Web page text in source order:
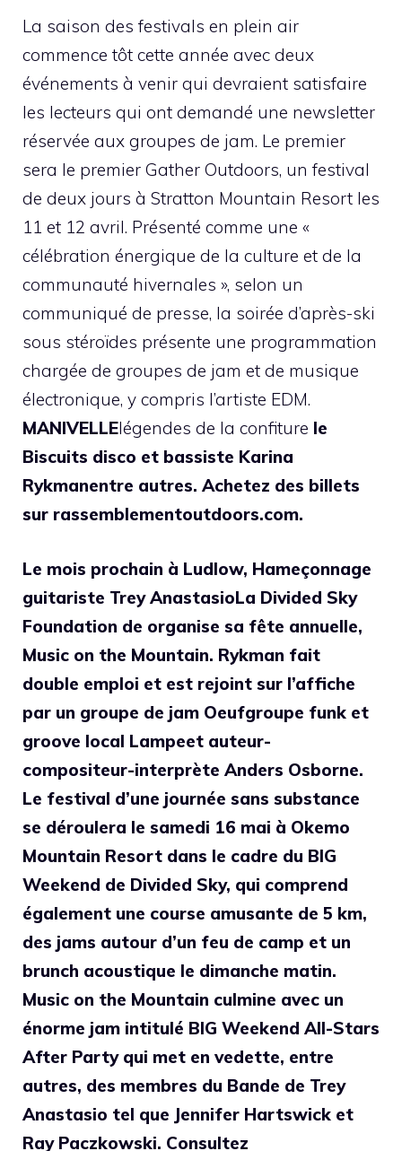
La saison des festivals en plein air
commence tôt cette année avec deux
événements à venir qui devraient satisfaire
les lecteurs qui ont demandé une newsletter
réservée aux groupes de jam. Le premier
sera le premier Gather Outdoors, un festival
de deux jours à Stratton Mountain Resort les
11 et 12 avril. Présenté comme une «
célébration énergique de la culture et de la
communauté hivernales », selon un
communiqué de presse, la soirée d’après-ski
sous stéroïdes présente une programmation
chargée de groupes de jam et de musique
électronique, y compris l’artiste EDM.
MANIVELLElégendes de la confiture le
Biscuits disco et bassiste Karina
Rykmanentre autres. Achetez des billets
sur rassemblementoutdoors.com.
Le mois prochain à Ludlow, Hameçonnage
guitariste Trey AnastasioLa Divided Sky
Foundation de organise sa fête annuelle,
Music on the Mountain. Rykman fait
double emploi et est rejoint sur l’affiche
par un groupe de jam Oeufgroupe funk et
groove local Lampeet auteur-
compositeur-interprète Anders Osborne.
Le festival d’une journée sans substance
se déroulera le samedi 16 mai à Okemo
Mountain Resort dans le cadre du BIG
Weekend de Divided Sky, qui comprend
également une course amusante de 5 km,
des jams autour d’un feu de camp et un
brunch acoustique le dimanche matin.
Music on the Mountain culmine avec un
énorme jam intitulé BIG Weekend All-Stars
After Party qui met en vedette, entre
autres, des membres du Bande de Trey
Anastasio tel que Jennifer Hartswick et
Ray Paczkowski. Consultez